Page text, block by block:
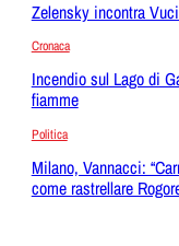
Zelensky incontra
Cronaca
Incendio sul Lago di
fiamme
Politica
Milano, Vannacci:
come rastrellare